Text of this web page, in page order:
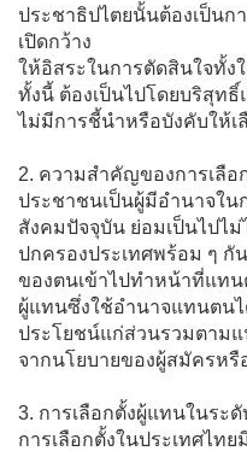
ประชาธิปไตยนั้นต้องเป็นก
เปิดกว้าง
ให้อิสระในการตัดสินใจทั้ง
ทั้งนี้ ต้องเป็นไปโดยบริสุทธิ์
ไม่มีการชี้นำหรือบังคับให้เ
2. ความสำคัญของการเลือ
ประชาชนเป็นผู้มีอำนาจใน
สังคมปัจจุบัน ย่อมเป็นไปไ
ปกครองประเทศพร้อม ๆ กั
ของตนเข้าไปทำหน้าที่แท
ผู้แทนซึ่งใช้อำนาจแทนตนไ
ประโยชน์แก่ส่วนรวมตาม
จากนโยบายของผู้สมัครห
3. การเลือกตั้งผู้แทนในระดั
การเลือกตั้งในประเทศไท